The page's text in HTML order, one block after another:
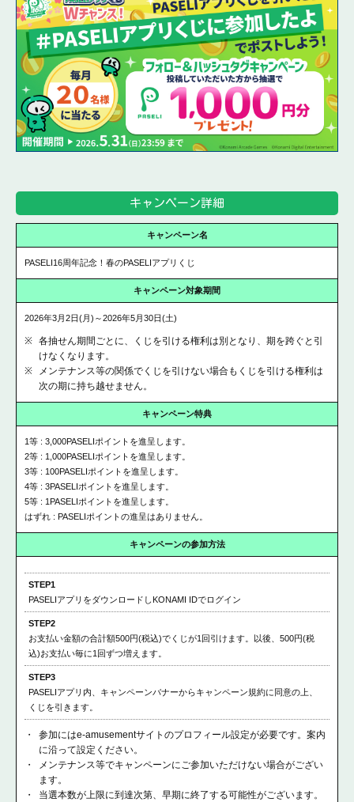
キャンペーン詳細
キャンペーン名
PASELI16周年記念！春のPASELIアプリくじ
キャンペーン対象期間
2026年3月2日(月) ～2026年5月30日(土)
各抽せん期間ごとに、くじを引ける権利は別となり、期を跨ぐと引
けなくなります。
メンテナンス等の関係でくじを引けない場合もくじを引ける権利は
次の期に持ち越せません。
キャンペーン特典
1等 : 3,000PASELIポイントを進呈します。
2等 : 1,000PASELIポイントを進呈します。
3等 : 100PASELIポイントを進呈します。
4等 : 3PASELIポイントを進呈します。
5等 : 1 PASELIポイントを進呈します。
はずれ : PASELIポイントの進呈はありません。
キャンペーンの参加方法
STEP1
PASELIアプリをダウンロードしKONAMI IDでログイン
STEP2
お支払い金額の合計額500円(税込)でくじが1回引けます。以後、500円(税
込)お支払い毎に1回ずつ増えます。
STEP3
PASELIアプリ内、キャンペーンバナーからキャンペーン規約に同意の上、
くじを引きます。
参加にはe-amusementサイトのプロフィール設定が必要です。案内
に沿って設定ください。
メンテナンス等でキャンペーンにご参加いただけない場合がござい
ます。
当選本数が上限に到達次第、早期に終了する可能性がございます。